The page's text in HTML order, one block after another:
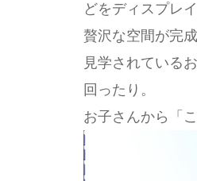
どをディスプレ
贅沢な空間が完
見学されている
回ったり。
お子さんから「